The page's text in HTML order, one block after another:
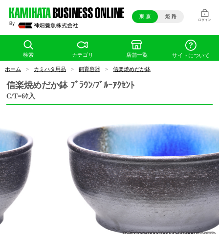
東 京 姫 路
検索 カテゴリ 店舗一覧 サイトについて
ホーム > カミハタ用品 > 飼育容器 > 信楽焼めだか鉢
信楽焼めだか鉢 ﾌﾞﾗｳﾝ/ﾌﾞﾙｰｱｸｾﾝﾄ
C/T=6ｹ入